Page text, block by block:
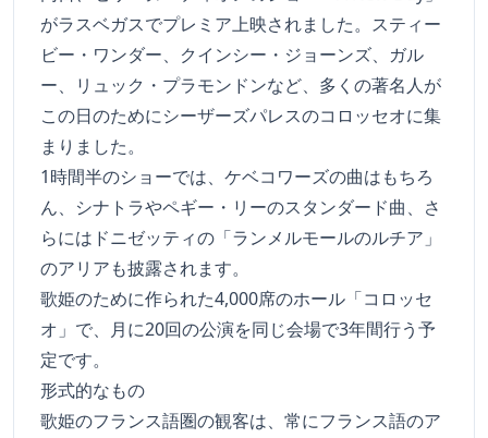
がラスベガスでプレミア上映されました。スティー
ビー・ワンダー、クインシー・ジョーンズ、ガル
ー、リュック・プラモンドンなど、多くの著名人が
この日のためにシーザーズパレスのコロッセオに集
まりました。
1時間半のショーでは、ケベコワーズの曲はもちろ
ん、シナトラやペギー・リーのスタンダード曲、さ
らにはドニゼッティの「ランメルモールのルチア」
のアリアも披露されます。
歌姫のために作られた4,000席のホール「コロッセ
オ」で、月に20回の公演を同じ会場で3年間行う予
定です。
形式的なもの
歌姫のフランス語圏の観客は、常にフランス語のア